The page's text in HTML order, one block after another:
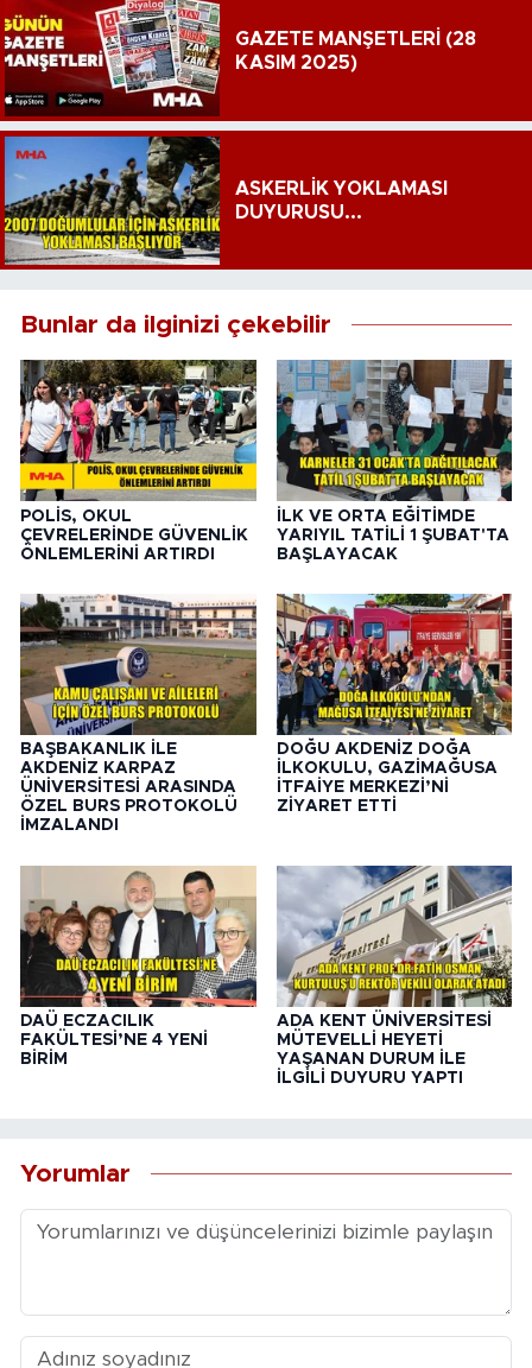
GAZETE MANŞETLERİ (28
KASIM 2025)
ASKERLİK YOKLAMASI
DUYURUSU...
Bunlar da ilginizi çekebilir
POLİS, OKUL
ÇEVRELERİNDE GÜVENLİK
ÖNLEMLERİNİ ARTIRDI
İLK VE ORTA EĞİTİMDE
YARIYIL TATİLİ 1 ŞUBAT'TA
BAŞLAYACAK
BAŞBAKANLIK İLE
AKDENİZ KARPAZ
ÜNİVERSİTESİ ARASINDA
ÖZEL BURS PROTOKOLÜ
İMZALANDI
DOĞU AKDENİZ DOĞA
İLKOKULU, GAZİMAĞUSA
İTFAİYE MERKEZİ’Nİ
ZİYARET ETTİ
DAÜ ECZACILIK
FAKÜLTESİ’NE 4 YENİ
BİRİM
ADA KENT ÜNİVERSİTESİ
MÜTEVELLİ HEYETİ
YAŞANAN DURUM İLE
İLGİLİ DUYURU YAPTI
Yorumlar